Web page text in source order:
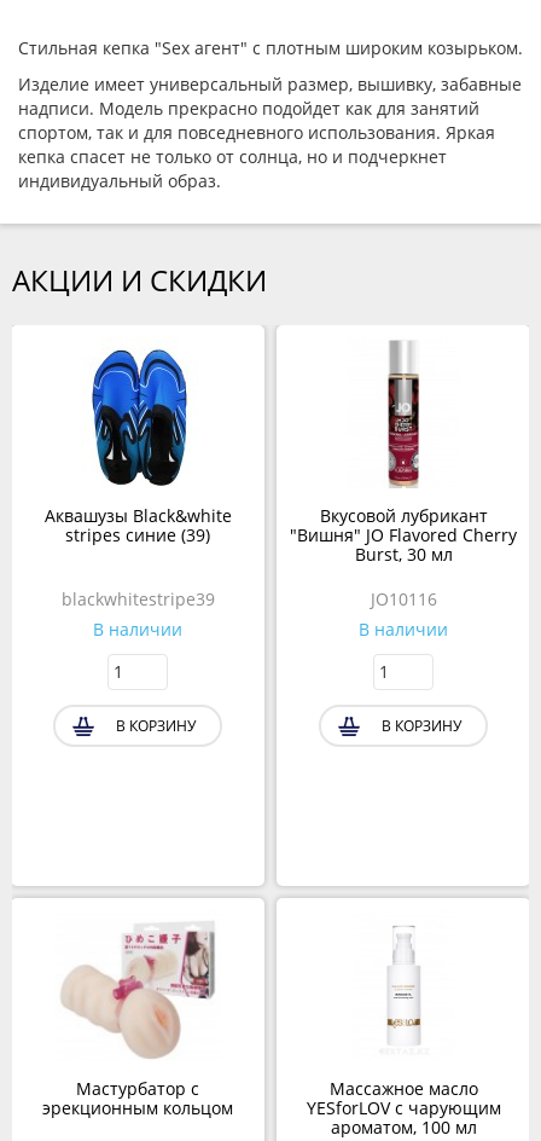
Стильная кепка "Seх агент" с плотным широким козырьком.
Изделие имеет универсальный размер, вышивку, забавные
надписи. Модель прекрасно подойдет как для занятий
спортом, так и для повседневного использования. Яркая
кепка спасет не только от солнца, но и подчеркнет
индивидуальный образ.
АКЦИИ И СКИДКИ
Аквашузы Black&white
stripes синие (39)
blackwhitestripe39
В наличии
В КОРЗИНУ
Мастурбатор с
эрекционным кольцом
Вкусовой лубрикант
"Вишня" JO Flavored Cherry
Burst, 30 мл
JO10116
В наличии
В КОРЗИНУ
Массажное масло
YESforLOV с чарующим
ароматом, 100 мл